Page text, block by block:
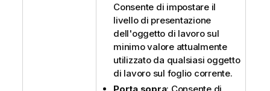
Consente di impostare il
livello di presentazione
dell'oggetto di lavoro sul
minimo valore attualmente
utilizzato da qualsiasi oggetto
di lavoro sul foglio corrente.